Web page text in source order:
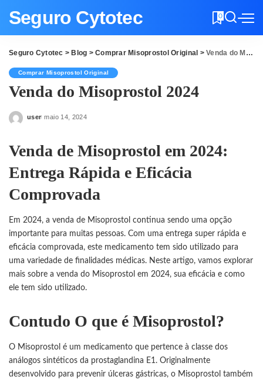
Seguro Cytotec 0
Seguro Cytotec > Blog >Comprar Misoprostol Original >Venda do Misoprostol 2024
Comprar Misoprostol Original
Venda do Misoprostol 2024
Posted
user maio 14, 2024
Venda de Misoprostol em 2024:
Entrega Rápida e Eficácia
Comprovada
Em 2024, a venda de Misoprostol continua sendo uma opção
importante para muitas pessoas. Com uma entrega super rápida e
eficácia comprovada, este medicamento tem sido utilizado para
uma variedade de finalidades médicas. Neste artigo, vamos explorar
mais sobre a venda do Misoprostol em 2024, sua eficácia e como
ele tem sido utilizado.
Contudo O que é Misoprostol?
O Misoprostol é um medicamento que pertence à classe dos
análogos sintéticos da prostaglandina E1. Originalmente
desenvolvido para prevenir úlceras gástricas, o Misoprostol também